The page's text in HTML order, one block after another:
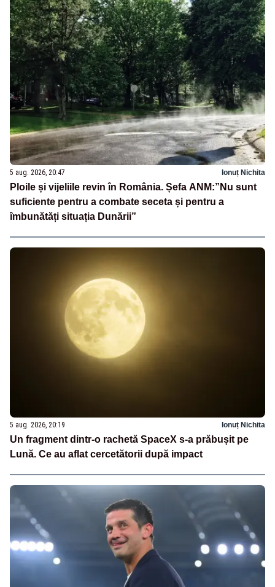
5 aug. 2026, 20:47 Ionuț Nichita
Ploile și vijeliile revin în România. Șefa ANM:”Nu sunt
suficiente pentru a combate seceta și pentru a
îmbunătăți situația Dunării”
5 aug. 2026, 20:19 Ionuț Nichita
Un fragment dintr-o rachetă SpaceX s-a prăbușit pe
Lună. Ce au aflat cercetătorii după impact